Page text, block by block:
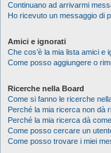
Continuano ad arrivarmi
Ho ricevuto un messaggio di
Amici e ignorati
Che cos’è la mia lista amici e
Come posso aggiungere o
Ricerche nella Board
Come si fanno le ricerche
Perché la mia ricerca non dà
Perché la mia ricerca dà
Come posso cercare un
Come posso trovare i miei